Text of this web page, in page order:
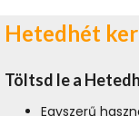
Hetedhét
Töltsd le a
Egyszerű